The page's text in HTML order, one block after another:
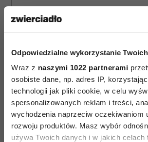
Odpowiedzialne wykorzystanie
Wraz z naszymi 1022 partnerami
osobiste dane, np. adres IP,
technologii jak pliki cookie, w celu
spersonalizowanych reklam i treści,
wychodzenia naprzeciw oczekiwaniom
rozwoju produktów. Masz wybór
używa Twoich danych i w jakich celach